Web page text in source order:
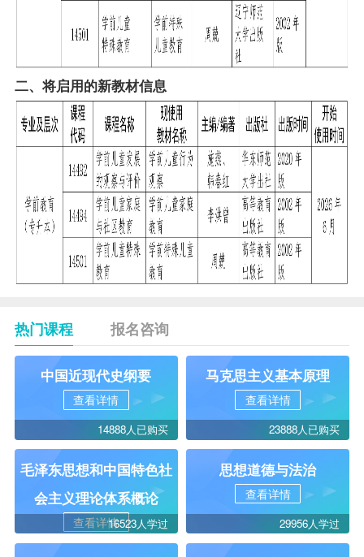
二、将启用的新教材信息
热门课程 报名咨询
中国近现代史纲要
查看详情
14888人已购买
马克思主义基本原理
查看详情
23888人已购买
毛泽东思想和中国特色社
会主义理论体系概论
查看详情16523人学过
思想道德与法治
查看详情
29956人学过